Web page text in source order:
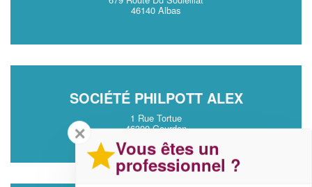
46140 Albas
SOCIÉTÉ PHILPOTT ALEX
1 Rue Tortue
46300 Gourdon
✕
Vous êtes un
professionnel ?